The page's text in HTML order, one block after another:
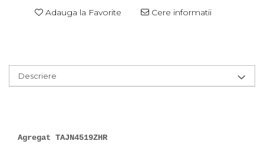
Adauga la Favorite Cere informatii
Descriere
Agregat TAJN4519ZHR